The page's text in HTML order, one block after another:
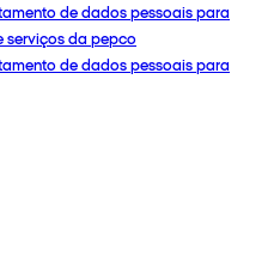
de dados pessoais para
serviços da pepco
de dados pessoais para